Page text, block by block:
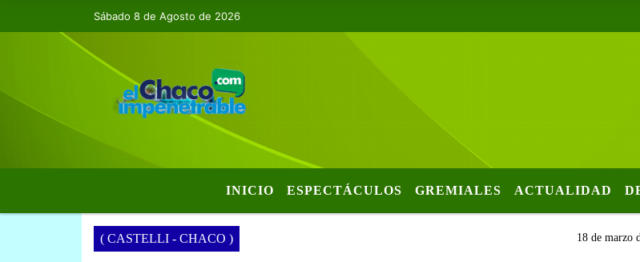
Sábado 8 de Agosto de 2026
INICIO ESPECTÁCULOS GREMIALES ACTUALIDAD
( CASTELLI - CHACO ) 18 de marzo